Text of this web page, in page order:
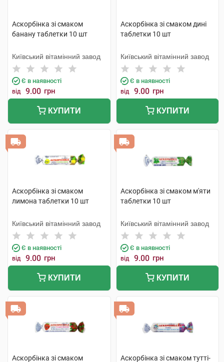
Аскорбінка зі смаком
банану таблетки 10 шт
Київський вітамінний завод
Є в наявності
від 9.00 грн
КУПИТИ
Аскорбінка зі смаком дині
таблетки 10 шт
Київський вітамінний завод
Є в наявності
від 9.00 грн
КУПИТИ
Аскорбінка зі смаком
лимона таблетки 10 шт
Київський вітамінний завод
Є в наявності
від 9.00 грн
КУПИТИ
Аскорбінка зі смаком м'яти
таблетки 10 шт
Київський вітамінний завод
Є в наявності
від 9.00 грн
КУПИТИ
Аскорбінка зі смаком Аскорбінка зі смаком тутті-